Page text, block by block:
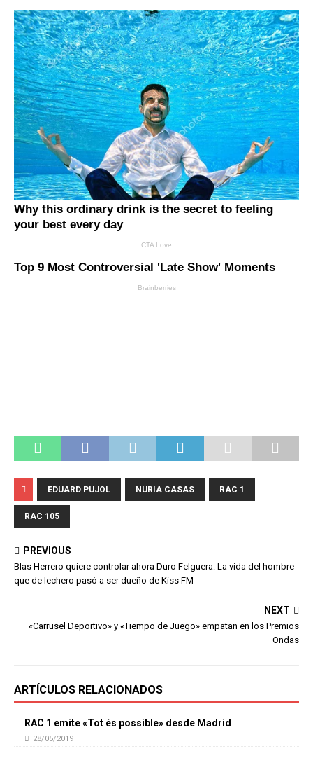
EDUARD PUJOL NURIA CASAS RAC 1
RAC 105
PREVIOUS
Blas Herrero quiere controlar ahora Duro Felguera: La vida del hombre
que de lechero pasó a ser dueño de Kiss FM
NEXT
«Carrusel Deportivo» y «Tiempo de Juego» empatan en los Premios
Ondas
ARTÍCULOS RELACIONADOS
RAC 1 emite «Tot és possible» desde Madrid
28/05/2019